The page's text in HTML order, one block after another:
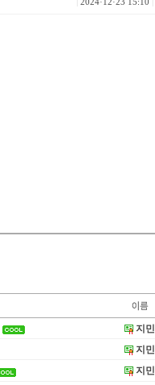
2024·12·23 15:10
지민
지민
지민